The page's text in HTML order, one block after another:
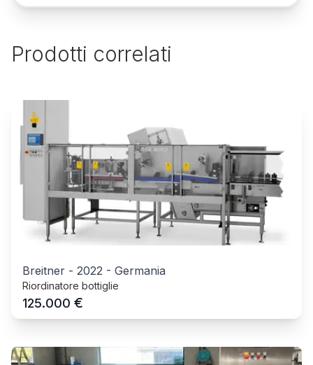
Prodotti correlati
Breitner - 2022 - Germania
Riordinatore bottiglie
125.000 €